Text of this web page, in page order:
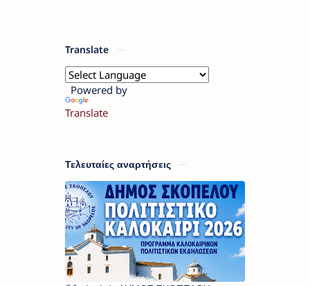
Translate
Powered by
Translate
Τελευταίες αναρτήσεις